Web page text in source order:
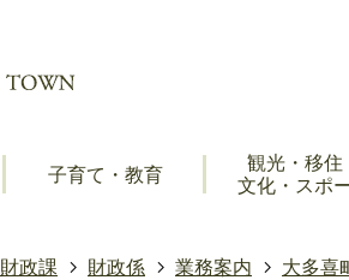
子育て・教育
観光・移住
文化・スポ
財政課 財政係 業務案内
大多喜